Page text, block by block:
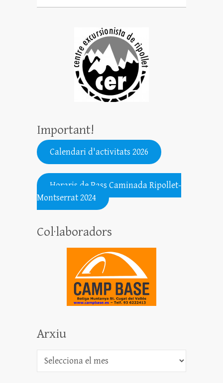
Important!
Calendari d'activitats 2026
.......................................................
Horaris de Pass Caminada Ripollet-
Montserrat 2024
Col·laboradors
Arxiu
Arxiu